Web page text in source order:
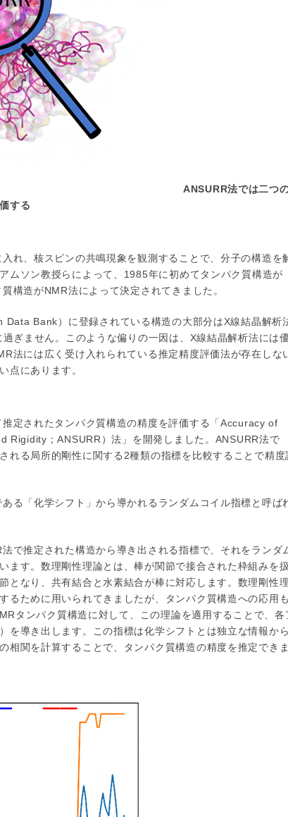
ANSURR法では二つ
する
れ、核スピンの共鳴現象を観測することで、分子の構造を
ムソン教授らによって、1985年に初めてタンパク質構造が
構造がNMR法によって決定されてきました。
Data Bank）に登録されている構造の大部分はX線結晶解析
ぎません。このような偏りの一因は、X線結晶解析法には
法には広く受け入れられている推定精度評価法が存在しな
点にあります。
定されたタンパク質構造の精度を評価する「Accuracy of
；ANSURR）法」を開発しました。ANSURR法で
れる局所的剛性に関する2種類の指標を比較することで精度
る「化学シフト」から導かれるランダムコイル指標と呼ば
で推定された構造から導き出される指標で、それをランダ
ます。数理剛性理論とは、棒が関節で接合された枠組みを
となり、共有結合と水素結合が棒に対応します。数理剛性
るために用いられてきましたが、タンパク質構造への応用
タンパク質構造に対して、この理論を適用することで、各
を導き出します。この指標は化学シフトとは独立な情報か
相関を計算することで、タンパク質構造の精度を推定でき